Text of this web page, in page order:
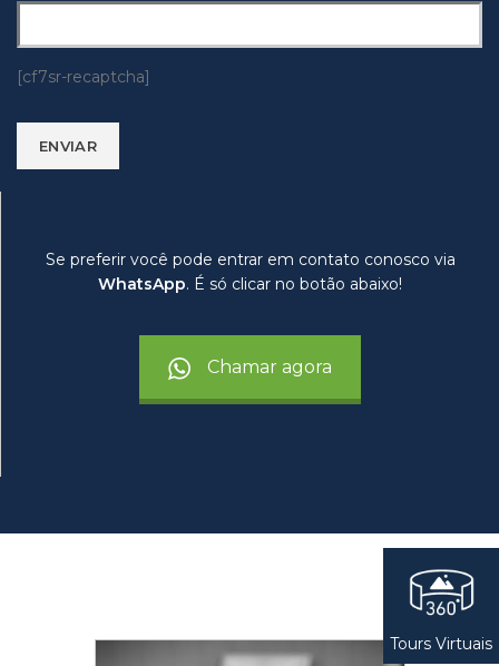
[cf7sr-recaptcha]
Se preferir você pode entrar em contato conosco via
WhatsApp. É só clicar no botão abaixo!
Chamar agora
Tours Virtuais